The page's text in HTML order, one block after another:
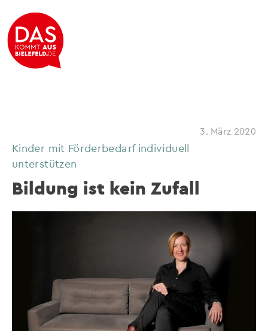
3. März 2020
Kinder mit Förderbedarf individuell
unterstützen
Bildung ist kein Zufall